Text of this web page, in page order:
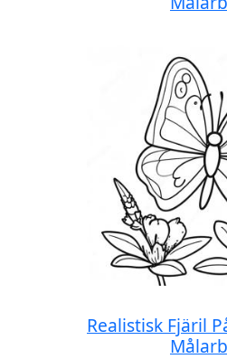
Realistisk Fjäril